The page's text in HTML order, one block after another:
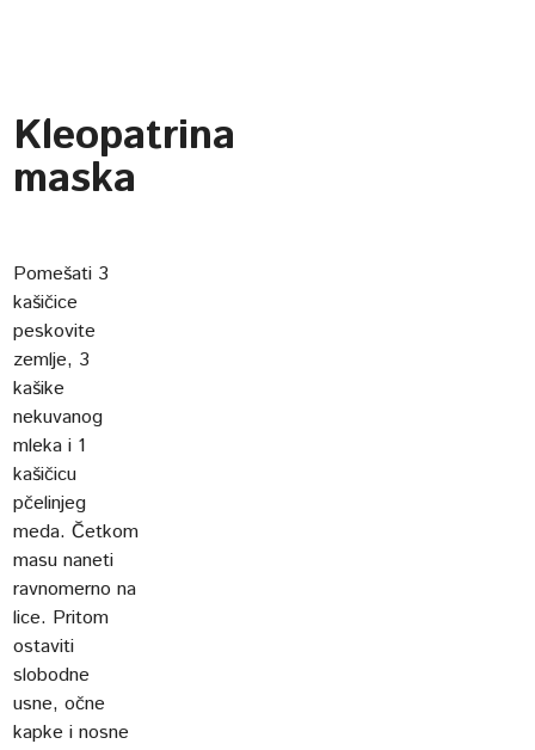
Kleopatrina
maska
Pomešati 3
kašičice
peskovite
zemlje, 3
kašike
nekuvanog
mleka i 1
kašičicu
pčelinjeg
meda. Četkom
masu naneti
ravnomerno na
lice. Pritom
ostaviti
slobodne
usne, očne
kapke i nosne